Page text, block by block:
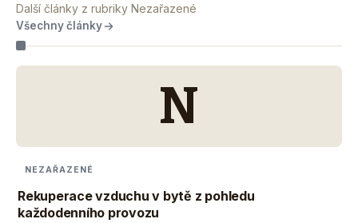
Další články z rubriky Nezařazené
Všechny články
N
NEZAŘAZENÉ
Rekuperace vzduchu v bytě z pohledu
každodenního provozu